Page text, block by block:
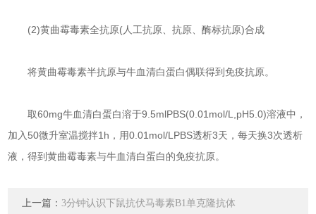
(2)黄曲霉毒素全抗原(人工抗原、抗原、酶标抗原)合成
将黄曲霉毒素半抗原与牛血清白蛋白偶联得到免疫抗原。
取60mg牛血清白蛋白溶于9.5mlPBS(0.01mol/L,pH5.0)溶液中，
加入50微升室温搅拌1h，用0.01mol/LPBS透析3天，每天换3次透析
液，得到黄曲霉毒素与牛血清白蛋白的免疫抗原。
上一篇：3分钟认识下鼠抗伏马毒素B1单克隆抗体